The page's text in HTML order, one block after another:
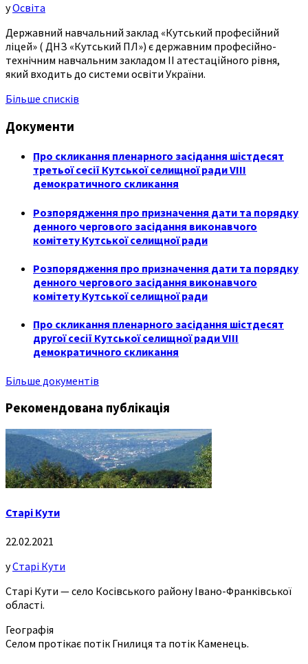
уОсвіта
Державний навчальний заклад «Кутський професійний
ліцей» ( ДНЗ «Кутський ПЛ») є державним професійно-
технічним навчальним закладом ІІ атестаційного рівня,
який входить до системи освіти України.
Більше списків
Документи
Про скликання пленарного засідання шістдесят
третьої сесії Кутської селищної ради VIII
демократичного скликання
Розпорядження про призначення дати та порядку
денного чергового засідання виконавчого
комітету Кутської селищної ради
Розпорядження про призначення дати та порядку
денного чергового засідання виконавчого
комітету Кутської селищної ради
Про скликання пленарного засідання шістдесят
другої сесії Кутської селищної ради VIII
демократичного скликання
Більше документів
Рекомендована публікація
Старі Кути
22.02.2021
уСтарі Кути
Старі Кути — село Косівського району Івано-Франківської
області.
Географія
Селом протікає потік Гнилиця та потік Каменець.